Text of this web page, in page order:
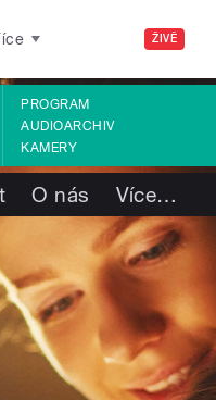
ŽIVĚ
PROGRAM
AUDIOARCHIV
KAMERY
O nás Více…